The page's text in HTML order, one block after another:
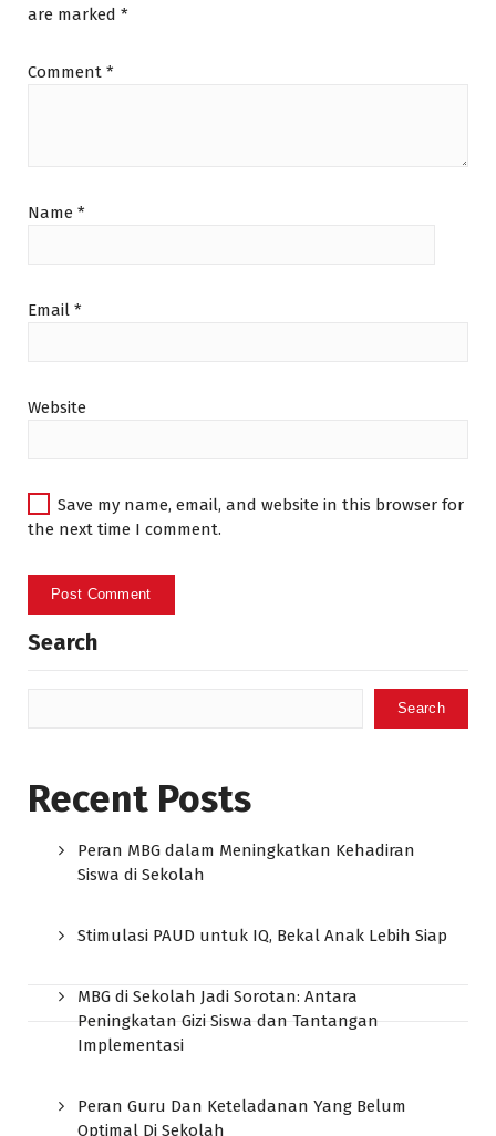
are marked *
Comment *
Name *
Email *
Website
Save my name, email, and website in this browser for
the next time I comment.
Search
Search
Recent Posts
Peran MBG dalam Meningkatkan Kehadiran
Siswa di Sekolah
Stimulasi PAUD untuk IQ, Bekal Anak Lebih Siap
MBG di Sekolah Jadi Sorotan: Antara
Peningkatan Gizi Siswa dan Tantangan
Implementasi
Peran Guru Dan Keteladanan Yang Belum
Optimal Di Sekolah